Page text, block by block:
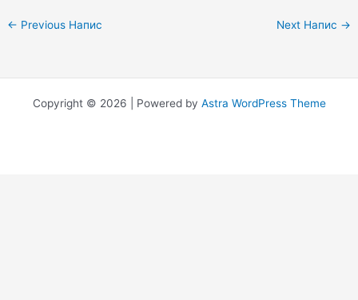
← Previous Напис Next Напис →
Copyright © 2026 | Powered by Astra WordPress Theme